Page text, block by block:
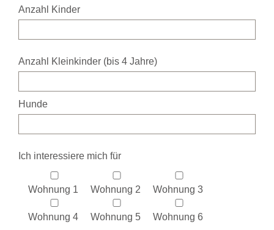
Anzahl Kinder
Anzahl Kleinkinder (bis 4 Jahre)
Hunde
Ich interessiere mich für
Wohnung 1 Wohnung 2 Wohnung 3
Wohnung 4 Wohnung 5 Wohnung 6